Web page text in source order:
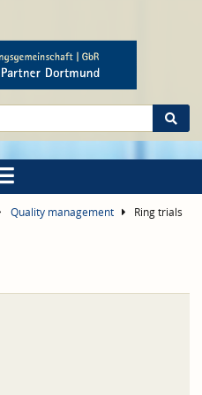
Quality management Ring trials